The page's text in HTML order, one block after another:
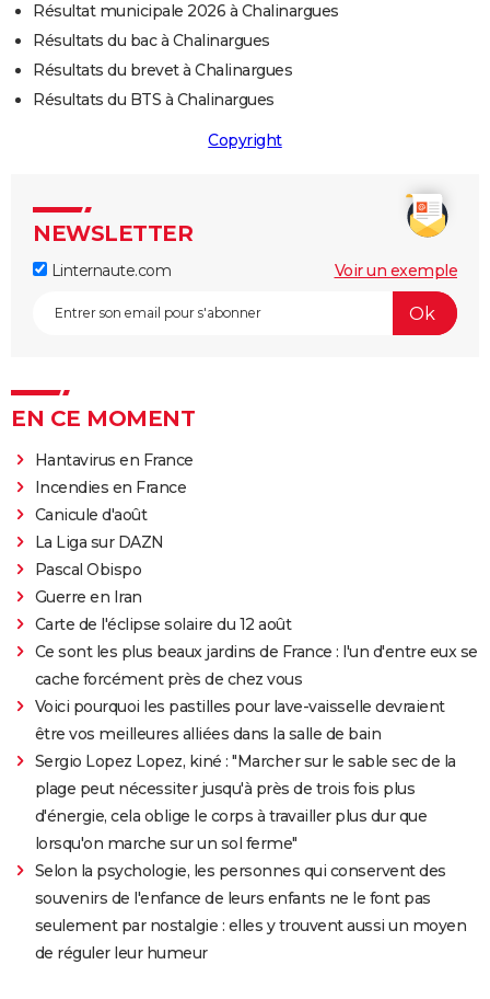
Résultat municipale 2026 à Chalinargues
Résultats du bac à Chalinargues
Résultats du brevet à Chalinargues
Résultats du BTS à Chalinargues
Copyright
NEWSLETTER
Linternaute.com Voir un exemple
EN CE MOMENT
Hantavirus en France
Incendies en France
Canicule d'août
La Liga sur DAZN
Pascal Obispo
Guerre en Iran
Carte de l'éclipse solaire du 12 août
Ce sont les plus beaux jardins de France : l'un d'entre eux se
cache forcément près de chez vous
Voici pourquoi les pastilles pour lave-vaisselle devraient
être vos meilleures alliées dans la salle de bain
Sergio Lopez Lopez, kiné : "Marcher sur le sable sec de la
plage peut nécessiter jusqu'à près de trois fois plus
d'énergie, cela oblige le corps à travailler plus dur que
lorsqu'on marche sur un sol ferme"
Selon la psychologie, les personnes qui conservent des
souvenirs de l'enfance de leurs enfants ne le font pas
seulement par nostalgie : elles y trouvent aussi un moyen
de réguler leur humeur